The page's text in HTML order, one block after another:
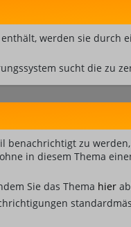
werden sie durch
sucht die zu
benachrichtigt zu
in diesem Thema
Sie das Thema hier